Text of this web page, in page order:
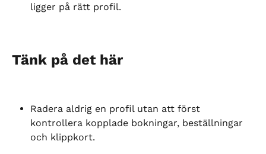
ligger på rätt profil.
Tänk på det här
Radera aldrig en profil utan att först
kontrollera kopplade bokningar, beställningar
och klippkort.